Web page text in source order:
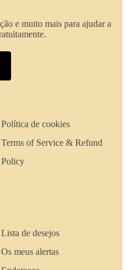
e muito mais para ajudar a
Política de cookies
Terms of Service & Refund
Policy
Lista de desejos
Os meus alertas